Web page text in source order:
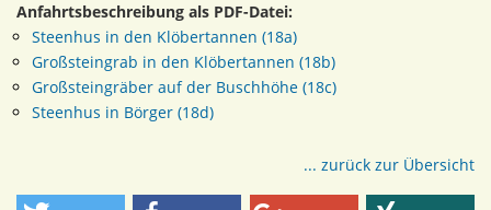
Anfahrtsbeschreibung als PDF-Datei:
Steenhus in den Klöbertannen (18a)
Großsteingrab in den Klöbertannen (18b)
Großsteingräber auf der Buschhöhe (18c)
Steenhus in Börger (18d)
... zurück zur Übersicht